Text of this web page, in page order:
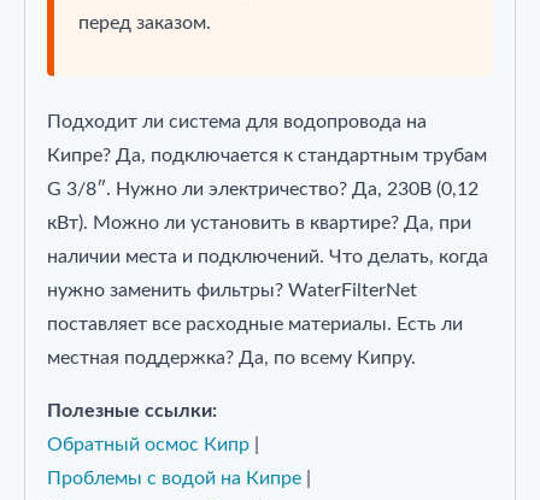
перед заказом.
Подходит ли система для водопровода на
Кипре? Да, подключается к стандартным трубам
G 3/8″. Нужно ли электричество? Да, 230В (0,12
кВт). Можно ли установить в квартире? Да, при
наличии места и подключений. Что делать, когда
нужно заменить фильтры? WaterFilterNet
поставляет все расходные материалы. Есть ли
местная поддержка? Да, по всему Кипру.
Полезные ссылки:
Обратный осмос Кипр
Проблемы с водой на Кипре